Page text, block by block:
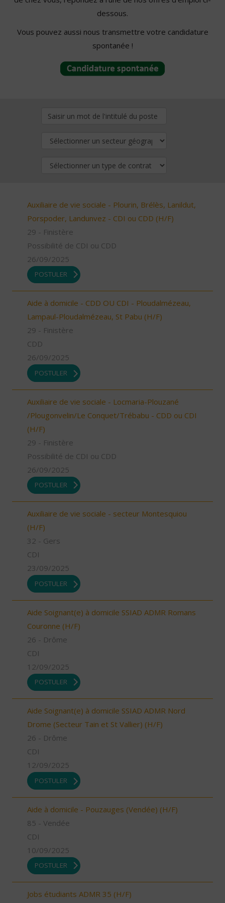
dessous.
Vous pouvez aussi nous transmettre votre candidature
spontanée !
Auxiliaire de vie sociale - Plourin, Brélès, Lanildut,
Porspoder, Landunvez - CDI ou CDD (H/F)
29 - Finistère
Possibilité de CDI ou CDD
26/09/2025
POSTULER
Aide à domicile - CDD OU CDI - Ploudalmézeau,
Lampaul-Ploudalmézeau, St Pabu (H/F)
29 - Finistère
CDD
26/09/2025
POSTULER
Auxiliaire de vie sociale - Locmaria-Plouzané
/Plougonvelin/Le Conquet/Trébabu - CDD ou CDI
(H/F)
29 - Finistère
Possibilité de CDI ou CDD
26/09/2025
POSTULER
Auxiliaire de vie sociale - secteur Montesquiou
(H/F)
32 - Gers
CDI
23/09/2025
POSTULER
Aide Soignant(e) à domicile SSIAD ADMR Romans
Couronne (H/F)
26 - Drôme
CDI
12/09/2025
POSTULER
Aide Soignant(e) à domicile SSIAD ADMR Nord
Drome (Secteur Tain et St Vallier) (H/F)
26 - Drôme
CDI
12/09/2025
POSTULER
Aide à domicile - Pouzauges (Vendée) (H/F)
85 - Vendée
CDI
10/09/2025
POSTULER
Jobs étudiants ADMR 35 (H/F)